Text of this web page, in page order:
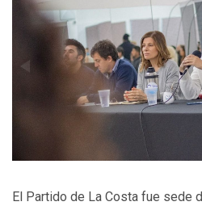
El Partido de La Costa fue sede